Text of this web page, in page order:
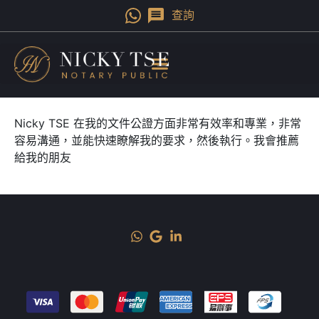
查詢
Nicky TSE 在我的文件公證方面非常有效率和專業，非常
容易溝通，並能快速瞭解我的要求，然後執行。我會推薦
給我的朋友